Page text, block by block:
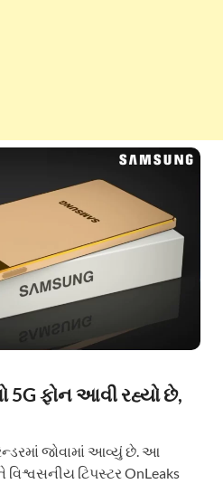
5G ફોન આવી રહ્યો છે,
જોવામાં આવ્યું છે. આ
ટિપસ્ટર OnLeaks